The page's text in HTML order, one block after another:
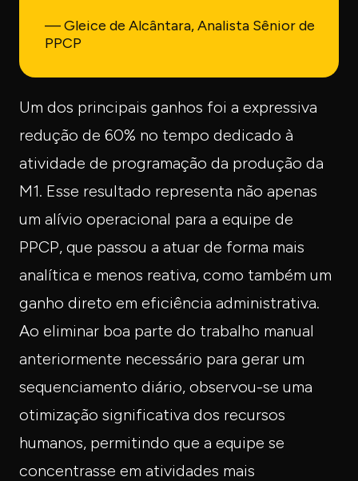
— Gleice de Alcântara, Analista Sênior de
PPCP
Um dos principais ganhos foi a expressiva
redução de 60% no tempo dedicado à
atividade de programação da produção da
M1. Esse resultado representa não apenas
um alívio operacional para a equipe de
PPCP, que passou a atuar de forma mais
analítica e menos reativa, como também um
ganho direto em eficiência administrativa.
Ao eliminar boa parte do trabalho manual
anteriormente necessário para gerar um
sequenciamento diário, observou-se uma
otimização significativa dos recursos
humanos, permitindo que a equipe se
concentrasse em atividades mais